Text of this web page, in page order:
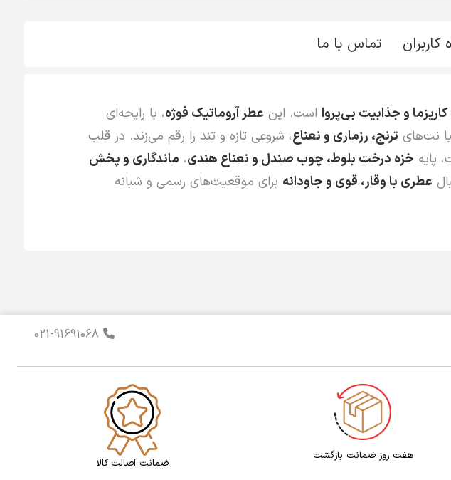
کاربران تماس با ما
کاریزما و جذابیت بی‌پروااست. این عطر آروماتیک فوژه، با رایحه‌ای
با نت‌های ترنج، رزماری و نعناع، شروعی تازه و تند را رقم می‌زند. در قلب
پایه خزه درخت بلوط، چوب صندل و نعناع هندی، ماندگاری و پخش
عطری با وقار، قوی و جاودانه برای موقعیت‌های رسمی و شبانه
هفت روز ضمانت بازگشت
ضمانت اصالت کالا